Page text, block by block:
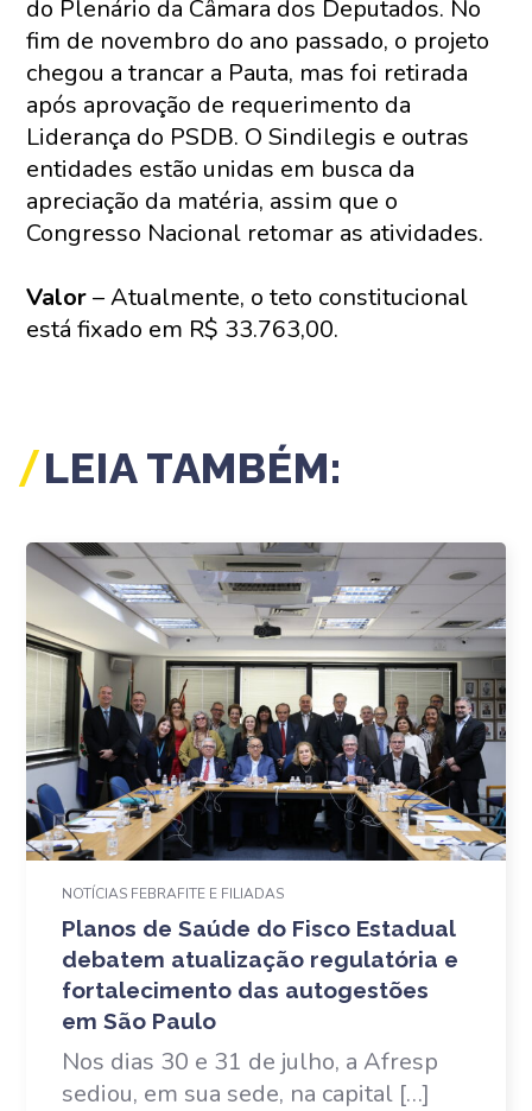
do Plenário da Câmara dos Deputados. No
fim de novembro do ano passado, o projeto
chegou a trancar a Pauta, mas foi retirada
após aprovação de requerimento da
Liderança do PSDB. O Sindilegis e outras
entidades estão unidas em busca da
apreciação da matéria, assim que o
Congresso Nacional retomar as atividades.
Valor– Atualmente, o teto constitucional
está fixado em R$ 33.763,00.
LEIA TAMBÉM:
NOTÍCIAS FEBRAFITE E FILIADAS
Planos de Saúde do Fisco Estadual
debatem atualização regulatória e
fortalecimento das autogestões
em São Paulo
Nos dias 30 e 31 de julho, a Afresp
sediou, em sua sede, na capital […]